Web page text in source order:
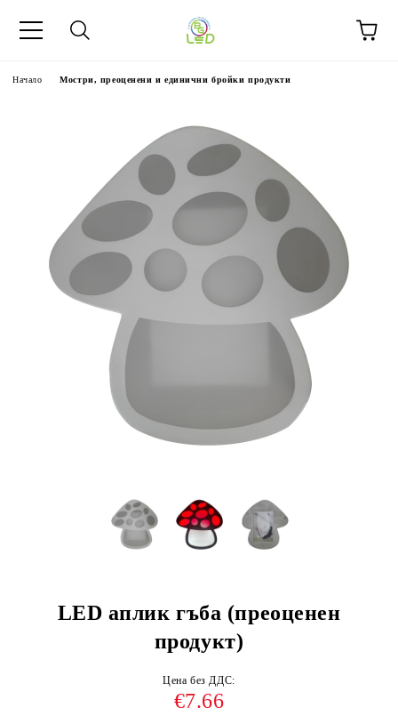
Начало Мостри, преоценени и единични бройки продукти
LED аплик гъба (преоценен
продукт)
Цена без ДДС:
€7.66